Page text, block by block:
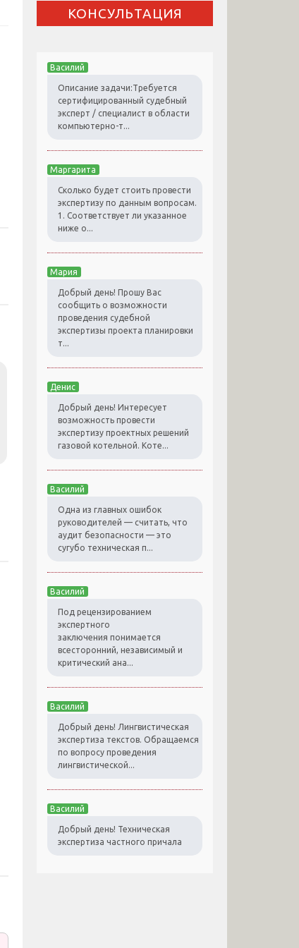
КОНСУЛЬТАЦИЯ
Василий
Описание задачи:Требуется
сертифицированный судебный
эксперт / специалист в области
компьютерно-т...
Маргарита
Сколько будет стоить провести
экспертизу по данным вопросам.
1. Соответствует ли указанное
ниже о...
Мария
Добрый день! Прошу Вас
сообщить о возможности
проведения судебной
экспертизы проекта планировки
т...
Денис
Добрый день! Интересует
возможность провести
экспертизу проектных решений
газовой котельной. Коте...
Василий
Одна из главных ошибок
руководителей — считать, что
аудит безопасности — это
сугубо техническая п...
Василий
Под рецензированием
экспертного
заключения понимается
всесторонний, независимый и
критический ана...
Василий
Добрый день! Лингвистическая
экспертиза текстов. Обращаемся
по вопросу проведения
лингвистической...
Василий
Добрый день! Техническая
экспертиза частного причала